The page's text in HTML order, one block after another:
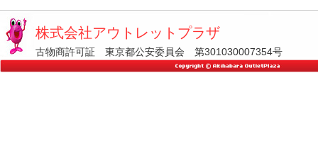
株式会社アウトレットプラザ
古物商許可証 東京都公安委員会 第301030007354号